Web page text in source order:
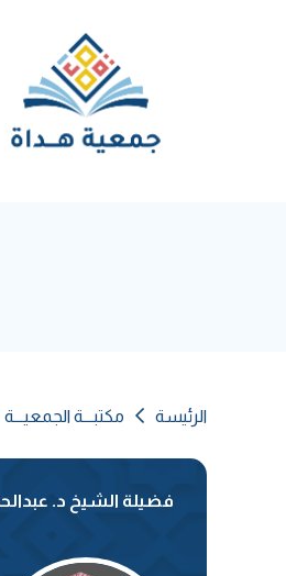
الرئيسة مكتبـــة الجمعيـــة
فضيلة الشيخ د.